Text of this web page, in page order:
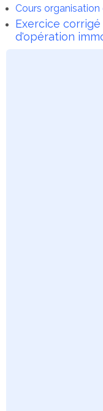
Cours
Exercice
d'opération